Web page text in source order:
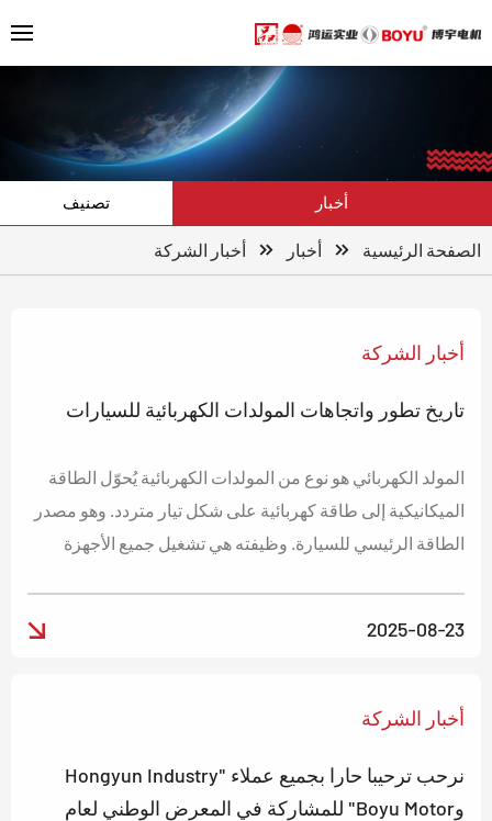
أخبار تصنيف
الصفحة الرئيسية أخبار أخبار الشركة
أخبار الشركة
تاريخ تطور واتجاهات المولدات الكهربائية للسيارات
المولد الكهربائي هو نوع من المولدات الكهربائية يُحوّل الطاقة
الميكانيكية إلى طاقة كهربائية على شكل تيار متردد. وهو مصدر
الطاقة الرئيسي للسيارة. وظيفته هي تشغيل جميع الأجهزة
2025-08-23
أخبار الشركة
نرحب ترحيبا حارا بجميع عملاء "Hongyun Industry
وBoyu Motor" للمشاركة في المعرض الوطني لعام